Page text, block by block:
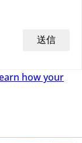
how your